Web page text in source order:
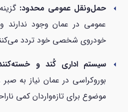
arrow_left حمل‌ونقل عمومی محدود:
عمومی در عمان وجود ندارند
خودروی شخصی خود تردد
arrow_left سیستم اداری کُند و
بوروکراسی در عمان نیاز به
موضوع برای تازه‌واردان کمی